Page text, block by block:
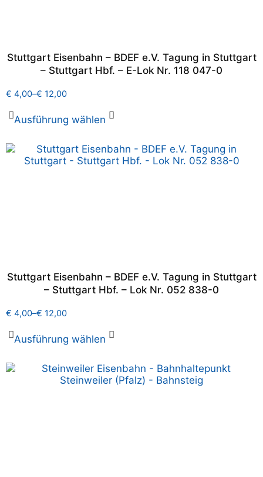
Stuttgart Eisenbahn – BDEF e.V. Tagung in Stuttgart
– Stuttgart Hbf. – E-Lok Nr. 118 047-0
€ 4,00–€ 12,00
Ausführung wählen
Stuttgart Eisenbahn – BDEF e.V. Tagung in Stuttgart
– Stuttgart Hbf. – Lok Nr. 052 838-0
€ 4,00–€ 12,00
Ausführung wählen